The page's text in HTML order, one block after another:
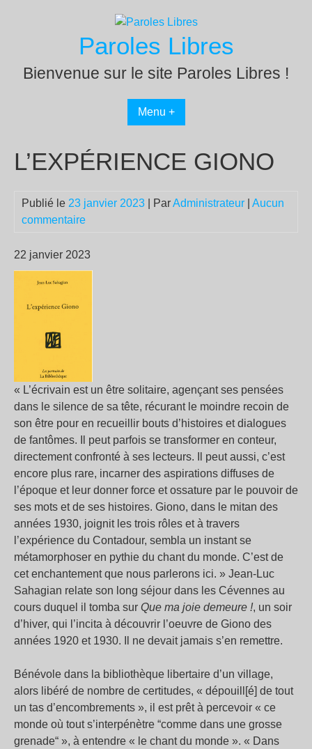
Paroles Libres
Bienvenue sur le site Paroles Libres !
Menu +
L’EXPÉRIENCE GIONO
Publié le 23 janvier 2023 | ParAdministrateur
Aucun
commentaire
22 janvier 2023
« L’écrivain est un être solitaire, agençant ses pensées
dans le silence de sa tête, récurant le moindre recoin de
son être pour en recueillir bouts d’histoires et dialogues
de fantômes. Il peut parfois se transformer en conteur,
directement confronté à ses lecteurs. Il peut aussi, c’est
encore plus rare, incarner des aspirations diffuses de
l’époque et leur donner force et ossature par le pouvoir de
ses mots et de ses histoires. Giono, dans le mitan des
années 1930, joignit les trois rôles et à travers
l’expérience du Contadour, sembla un instant se
métamorphoser en pythie du chant du monde. C’est de
cet enchantement que nous parlerons ici. » Jean-Luc
Sahagian relate son long séjour dans les Cévennes au
cours duquel il tomba sur Que ma joie demeure !, un soir
d’hiver, qui l’incita à découvrir l’oeuvre de Giono des
années 1920 et 1930. Il ne devait jamais s’en remettre.
Bénévole dans la bibliothèque libertaire d’un village,
alors libéré de nombre de certitudes, « dépouill[é] de tout
un tas d’encombrements », il est prêt à percevoir « ce
monde où tout s’interpénètre “comme dans une grosse
grenade“ », à entendre « le chant du monde ». « Dans